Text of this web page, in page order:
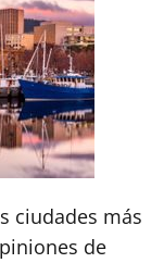
ciudades más
de